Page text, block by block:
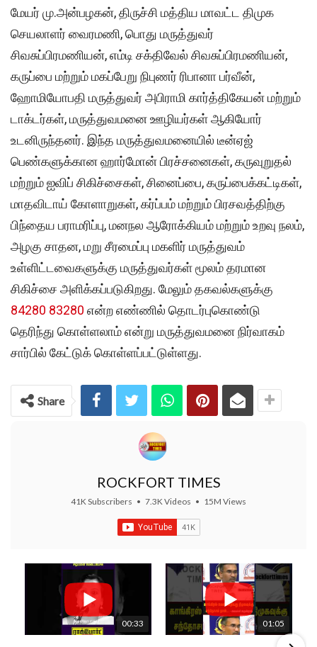
மேயர் மு.அன்பழகன், திருச்சி மத்திய மாவட்ட திமுக
செயலாளர் வைரமணி, பொது மருத்துவர்
சிவசுப்பிரமணியன், எம்டி சக்திவேல் சிவசுப்பிரமணியன்,
கருப்பை மற்றும் மகப்பேறு நிபுணர் ரிபானா பர்வீன்,
ஹோமியோபதி மருத்துவர் அபிராமி கார்த்திகேயன் மற்றும்
டாக்டர்கள், மருத்துவமனை ஊழியர்கள் ஆகியோர்
உடனிருந்தனர். இந்த மருத்துவமனையில் டீன்ஏஜ்
பெண்களுக்கான ஹார்மோன் பிரச்சனைகள், கருவுறுதல்
மற்றும் ஐவிப் சிகிச்சைகள், சினைப்பை, கருப்பைக்கட்டிகள்,
மாதவிடாய் கோளாறுகள், கர்ப்பம் மற்றும் பிரசவத்திற்கு
பிந்தைய பராமரிப்பு, மனநல ஆரோக்கியம் மற்றும் உறவு நலம்,
அழகு சாதன, மறு சீரமைப்பு மகளிர் மருத்துவம்
உள்ளிட்டவைகளுக்கு மருத்துவர்கள் மூலம் தரமான
சிகிச்சை அளிக்கப்படுகிறது. மேலும் தகவல்களுக்கு
84280 83280 என்ற எண்ணில் தொடர்புகொண்டு
தெரிந்து கொள்ளலாம் என்று மருத்துவமனை நிர்வாகம்
சார்பில் கேட்டுக் கொள்ளப்பட்டுள்ளது.
Share
ROCKFORT TIMES
41K Subscribers • 7.3K Videos • 15M Views
00:33 01:05